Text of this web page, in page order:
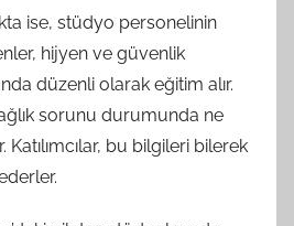
ise, stüdyo personelinin
hijyen ve güvenlik
düzenli olarak eğitim alır.
sorunu durumunda ne
Katılımcılar, bu bilgileri bilerek